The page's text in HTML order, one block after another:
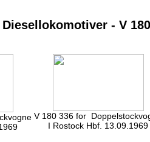
- V 180
V 180 336 for
I Rostock Hbf. 13.09.1969